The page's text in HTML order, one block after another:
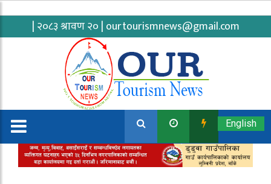
| २०८३ श्रावण २० | ourtourismnews@gmail.com
English